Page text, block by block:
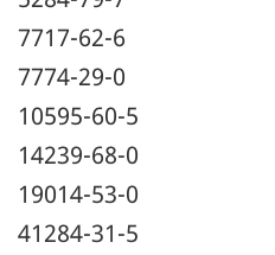
7717-62-6
7774-29-0
10595-60-5
14239-68-0
19014-53-0
41284-31-5